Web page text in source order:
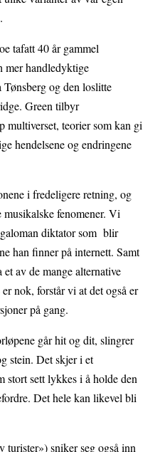
tafatt 40 år gammel
mer handledyktige
og den loslitte
Green tilbyr
multiverset, teorier som kan gi
hendelsene og endringene
i fredeligere retning, og
fenomener. Vi
diktator som blir
han finner på internett. Samt
av de mange alternative
nok, forstår vi at det også er
på gang.
går hit og dit, slingrer
stein. Det skjer i et
stort sett lykkes i å holde den
Det hele kan likevel bli
turister») sniker seg også inn